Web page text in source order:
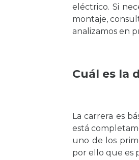
eléctrico. Si
montaje,
analizamos en
Cuál es la
La carrera es
está
uno de los
por ello que es